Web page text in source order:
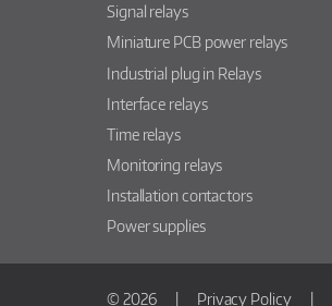
Signal relays
Miniature PCB power relays
Industrial plug in Relays
Interface relays
Time relays
Monitoring relays
Installation contactors
Power supplies
© 2026 Privacy Policy